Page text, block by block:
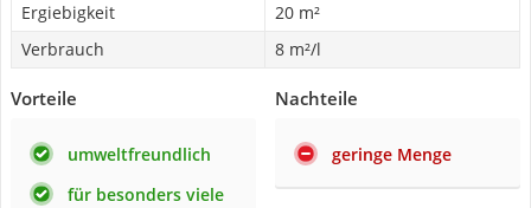
Ergiebigkeit
20 m²
Verbrauch
8 m²/l
Vorteile
umweltfreundlich
für besonders viele
Nachteile
geringe Menge